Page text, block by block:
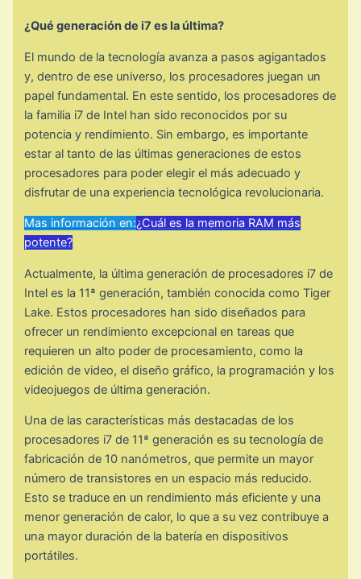
¿Qué generación de i7 es la última?
El mundo de la tecnología avanza a pasos agigantados
y, dentro de ese universo, los procesadores juegan un
papel fundamental. En este sentido, los procesadores de
la familia i7 de Intel han sido reconocidos por su
potencia y rendimiento. Sin embargo, es importante
estar al tanto de las últimas generaciones de estos
procesadores para poder elegir el más adecuado y
disfrutar de una experiencia tecnológica revolucionaria.
Mas información en:¿Cuál es la memoria RAM más
potente?
Actualmente, la última generación de procesadores i7 de
Intel es la 11ª generación, también conocida como Tiger
Lake. Estos procesadores han sido diseñados para
ofrecer un rendimiento excepcional en tareas que
requieren un alto poder de procesamiento, como la
edición de video, el diseño gráfico, la programación y los
videojuegos de última generación.
Una de las características más destacadas de los
procesadores i7 de 11ª generación es su tecnología de
fabricación de 10 nanómetros, que permite un mayor
número de transistores en un espacio más reducido.
Esto se traduce en un rendimiento más eficiente y una
menor generación de calor, lo que a su vez contribuye a
una mayor duración de la batería en dispositivos
portátiles.